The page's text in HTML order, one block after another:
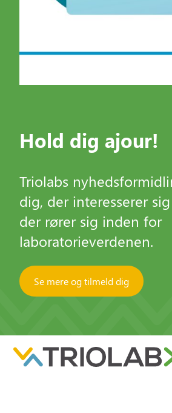
Hold dig ajour!
Triolabs
dig, der interesserer
der rører sig inden for
laboratorieverdenen.
Se mere og tilmeld dig